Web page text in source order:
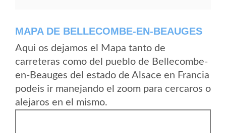
MAPA DE BELLECOMBE-EN-BEAUGES
Aqui os dejamos el Mapa tanto de
carreteras como del pueblo de Bellecombe-
en-Beauges del estado de Alsace en Francia
podeis ir manejando el zoom para cercaros o
alejaros en el mismo.